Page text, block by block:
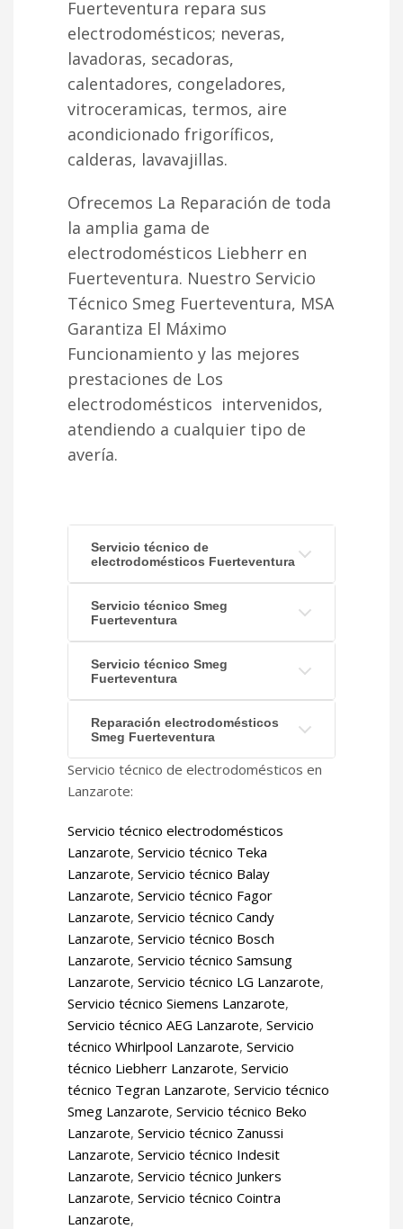
Fuerteventura repara sus
electrodomésticos; neveras,
lavadoras, secadoras,
calentadores, congeladores,
vitroceramicas, termos, aire
acondicionado frigoríficos,
calderas, lavavajillas.
Ofrecemos La Reparación de toda
la amplia gama de
electrodomésticos Liebherr en
Fuerteventura. Nuestro Servicio
Técnico Smeg Fuerteventura, MSA
Garantiza El Máximo
Funcionamiento y las mejores
prestaciones de Los
electrodomésticos intervenidos,
atendiendo a cualquier tipo de
avería.
Servicio técnico de
electrodomésticos Fuerteventura
Servicio técnico Smeg
Fuerteventura
Servicio técnico Smeg
Fuerteventura
Reparación electrodomésticos
Smeg Fuerteventura
Servicio técnico de electrodomésticos en
Lanzarote:
Servicio técnico electrodomésticos
Lanzarote, Servicio técnico Teka
Lanzarote, Servicio técnico Balay
Lanzarote, Servicio técnico Fagor
Lanzarote, Servicio técnico Candy
Lanzarote, Servicio técnico Bosch
Lanzarote, Servicio técnico Samsung
Lanzarote, Servicio técnico LG Lanzarote,
Servicio técnico Siemens Lanzarote,
Servicio técnico AEG Lanzarote, Servicio
técnico Whirlpool Lanzarote, Servicio
técnico Liebherr Lanzarote, Servicio
técnico Tegran Lanzarote, Servicio técnico
Smeg Lanzarote, Servicio técnico Beko
Lanzarote, Servicio técnico Zanussi
Lanzarote, Servicio técnico Indesit
Lanzarote, Servicio técnico Junkers
Lanzarote, Servicio técnico Cointra
Lanzarote,